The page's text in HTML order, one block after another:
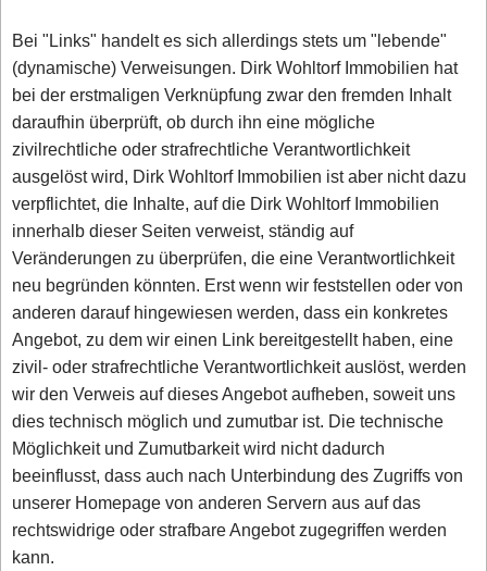
Bei "Links" handelt es sich allerdings stets um "lebende"
(dynamische) Verweisungen. Dirk Wohltorf Immobilien hat
bei der erstmaligen Verknüpfung zwar den fremden Inhalt
daraufhin überprüft, ob durch ihn eine mögliche
zivilrechtliche oder strafrechtliche Verantwortlichkeit
ausgelöst wird, Dirk Wohltorf Immobilien ist aber nicht dazu
verpflichtet, die Inhalte, auf die Dirk Wohltorf Immobilien
innerhalb dieser Seiten verweist, ständig auf
Veränderungen zu überprüfen, die eine Verantwortlichkeit
neu begründen könnten. Erst wenn wir feststellen oder von
anderen darauf hingewiesen werden, dass ein konkretes
Angebot, zu dem wir einen Link bereitgestellt haben, eine
zivil- oder strafrechtliche Verantwortlichkeit auslöst, werden
wir den Verweis auf dieses Angebot aufheben, soweit uns
dies technisch möglich und zumutbar ist. Die technische
Möglichkeit und Zumutbarkeit wird nicht dadurch
beeinflusst, dass auch nach Unterbindung des Zugriffs von
unserer Homepage von anderen Servern aus auf das
rechtswidrige oder strafbare Angebot zugegriffen werden
kann.